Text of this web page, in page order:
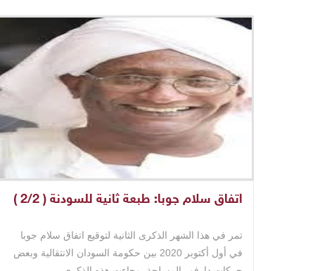
اتفاق سلام جوبا: طبعة ثانية للسودنة ( 2/2 )
تمر في هذا الشهر الذكرى الثانية لتوقيع اتفاق سلام جوبا
في أول أكتوبر 2020 بين حكومة السودان الانتقالية وبعض